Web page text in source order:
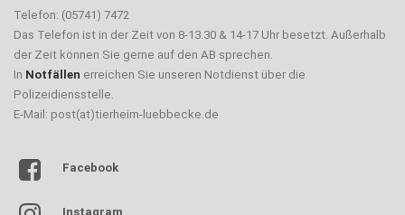
Telefon: (05741) 7472
Das Telefon ist in der Zeit von 8-13.30 & 14-17 Uhr besetzt. Außerhalb
der Zeit können Sie gerne auf den AB sprechen.
In Notfällen erreichen Sie unseren Notdienst über die
Polizeidiensstelle.
E-Mail: post(at)tierheim-luebbecke.de
Facebook
Instagram